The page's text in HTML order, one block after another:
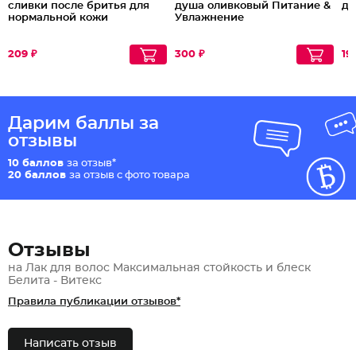
сливки после бритья для
нормальной кожи
209 ₽
душа оливковый Питание &
Увлажнение
300 ₽
Дарим баллы за
отзывы
10 баллов за отзыв*
20 баллов за отзыв с фото товара
Отзывы
на Лак для волос Максимальная стойкость и блеск
Белита - Витекс
Правила публикации отзывов*
Написать отзыв